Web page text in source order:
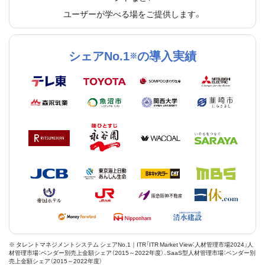
ユーザーが学べる場をご提供します。
シェアNo.1※の導入実績
※ タレントマネジメントシステム シェアNo.1｜ITR「ITR Market View：人材管理市場2024」人
材管理市場：ベンダー別売上金額シェア（2015～2022年度）、SaaS型人材管理市場：ベンダー別
売上金額シェア（2015～2022年度）